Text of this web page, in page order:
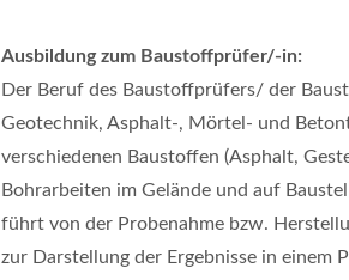
Ausbildung zum Baustoffprüfer/-in:
Der Beruf des Baustoffprüfers/ der
Geotechnik, Asphalt-, Mörtel- und
verschiedenen Baustoffen (Asphalt,
Bohrarbeiten im Gelände und auf
führt von der Probenahme bzw.
zur Darstellung der Ergebnisse in einem